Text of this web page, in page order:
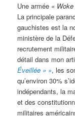
Une armée « Woke
La principale
gauchistes est la
ministère de la
recrutement
détail dans mon
Éveillée » », les
qu’environ 30%
indépendants, la
et des
militaires